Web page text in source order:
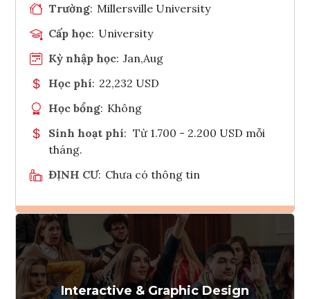
Trường: Millersville University
Cấp học: University
Kỳ nhập học: Jan,Aug
Học phí: 22,232 USD
Học bổng: Không
Sinh hoạt phí: Từ 1.700 - 2.200 USD mỗi
tháng.
ĐỊNH CƯ: Chưa có thông tin
Ghi danh
Tham vấn Interlink
Interactive & Graphic Design